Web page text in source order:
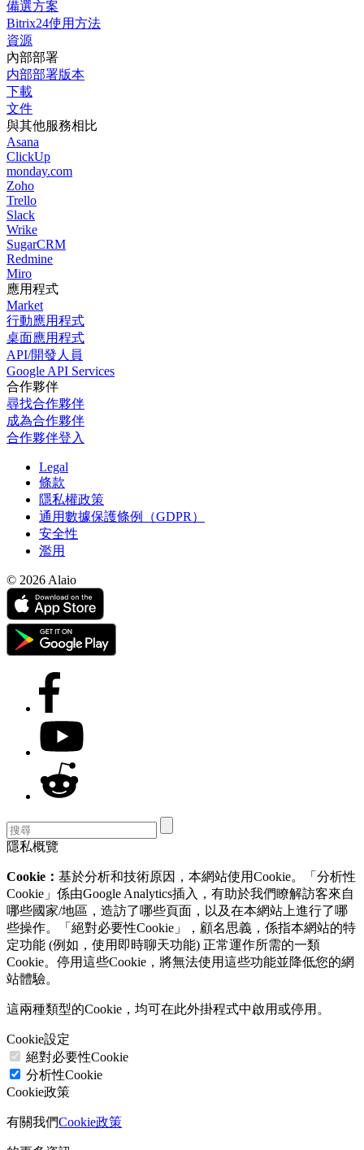
備選方案
Bitrix24使用方法
資源
內部部署
内部部署版本
下載
文件
與其他服務相比
Asana
ClickUp
monday.com
Zoho
Trello
Slack
Wrike
SugarCRM
Redmine
Miro
應用程式
Market
行動應用程式
桌面應用程式
API/開發人員
Google API Services
合作夥伴
尋找合作夥伴
成為合作夥伴
合作夥伴登入
Legal
條款
隱私權政策
通用數據保護條例（GDPR）
安全性
濫用
© 2026 Alaio
隱私概覽
Cookie： 基於分析和技術原因，本網站使用Cookie。「分析性
Cookie」係由Google Analytics插入，有助於我們瞭解訪客來自
哪些國家/地區，造訪了哪些頁面，以及在本網站上進行了哪
些操作。「絕對必要性Cookie」，顧名思義，係指本網站的特
定功能 (例如，使用即時聊天功能) 正常運作所需的一類
Cookie。停用這些Cookie，將無法使用這些功能並降低您的網
站體驗。
這兩種類型的Cookie，均可在此外掛程式中啟用或停用。
Cookie設定
絕對必要性Cookie
分析性Cookie
Cookie政策
有關我們Cookie政策